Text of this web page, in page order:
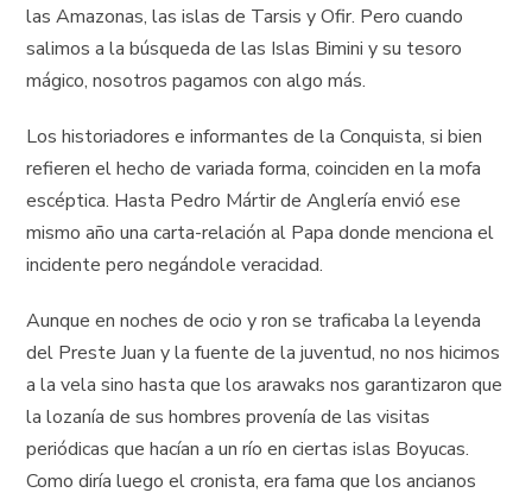
las Amazonas, las islas de Tarsis y Ofir. Pero cuando
salimos a la búsqueda de las Islas Bimini y su tesoro
mágico, nosotros pagamos con algo más.
Los historiadores e informantes de la Conquista, si bien
refieren el hecho de variada forma, coinciden en la mofa
escéptica. Hasta Pedro Mártir de Anglería envió ese
mismo año una carta-relación al Papa donde menciona el
incidente pero negándole veracidad.
Aunque en noches de ocio y ron se traficaba la leyenda
del Preste Juan y la fuente de la juventud, no nos hicimos
a la vela sino hasta que los arawaks nos garantizaron que
la lozanía de sus hombres provenía de las visitas
periódicas que hacían a un río en ciertas islas Boyucas.
Como diría luego el cronista, era fama que los ancianos